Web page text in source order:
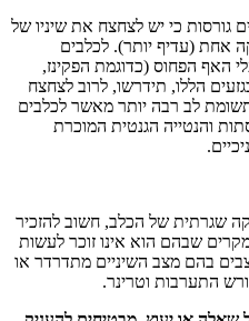
גורסות כי יש לצחצח את שיניו של
אחת (עדיף יותר). לכלבים
האף הפחוס (כדוגמת הפקינז,
הללו, תידרשו, לרוב לצחצח
לב רבה יותר מאשר לכלבים
והנטייה הגנטית המוכרת
שגרתית של הכלב, חשוב להזכיר
שבהם הוא אינו זוכר לעשות
בהם מצב השיניים מתדרדר או
התערבות וטרינר.